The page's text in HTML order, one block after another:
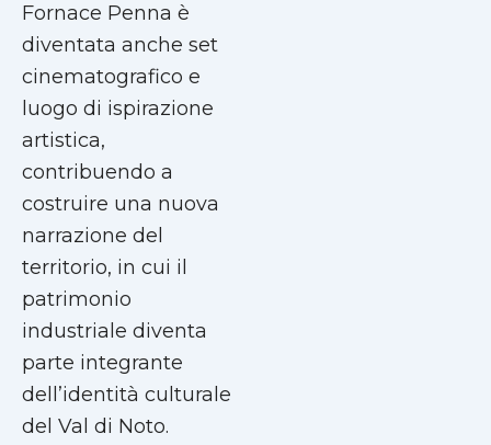
Fornace Penna è
diventata anche set
cinematografico e
luogo di ispirazione
artistica,
contribuendo a
costruire una nuova
narrazione del
territorio, in cui il
patrimonio
industriale diventa
parte integrante
dell’identità culturale
del Val di Noto.